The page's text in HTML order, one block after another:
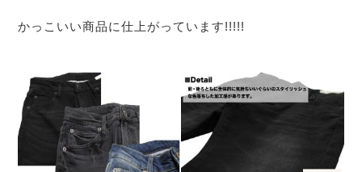
かっこいい商品に仕上がっています!!!!!